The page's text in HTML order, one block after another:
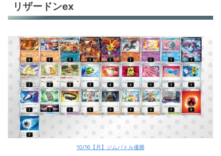
リザードンex
10/16【月】ジムバトル優勝